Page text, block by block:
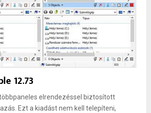
12.73
elrendezéssel biztosított
Ezt a kiadást nem kell telepíteni,